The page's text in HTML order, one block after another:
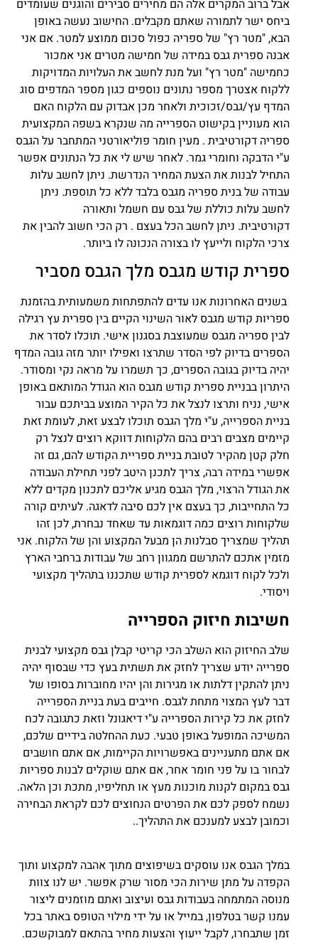
אבל ברוב המקרים אלה הם מחירים סבירים והוגנים שעומדים
ביחס ישר לתמורה שאתם מקבלים. החישוב נעשה באופן
הבא, "מטר רץ" של ספריה כפול סכום ממוצע למטר. אם אני
אבנה ספרית גבס במידה של חמישה מטרים אני אמכור
כחמישה "מטר רץ" ועל מנת לחשב את העלויות המדויקות
ללקוח אצטרך מספר נתונים נוספים כגון מספר המדפים סוג
המדף עץ/גבס/זכוכית ולאחר מכן אבדוק עם הלקוח האם
הוא מעוניין בקישוט הספרייה מה שנקרא בשפה המקצועית
ספריה דקורטיבית . מעין חומר פוליאורטני המתחבר על הגבס
ע"י הדבקה וחומרי גמר. לאחר שיש לי את כל הנתונים אפשר
התחיל לבנות את הצעת המחיר הנדרשת. ניתן לחשב עלות
עבודה של בנית ספריה מגבס בלבד ללא כל תוספת. ניתן
לחשב עלות כוללת של גבס עם חשמל ותאורה
דקורטיבית. ניתן לחשב הכל בעצם . רק הכי חשוב להבין את
צרכי הלקוח ולייעץ לו בצורה הנכונה לו ביותר.
ספרית קודש מגבס מלך הגבס מסביר
בשנים האחרונות אנו עדים להתפתחות משמעותית בהזמנת
ספריות קודש מגבס לאור השינוי הקיים בין ספרית עץ רגילה
לבין ספריה מגבס שמעוצבת בסגנון אישי. תוכלו לסדר את
הספרים בדיוק לפי הסדר שתרצו ואפילו יותר מזה גובה המדף
יהיה בדיוק בגובה הספרים, כך תשמרו על מראה נקי ומסודר.
היתרון בבניית ספרית קודש מגבס הוא הגודל המותאם באופן
אישי, נניח ותרצו לנצל את כל הקיר המוצע בביתכם עבור
בניית הספרייה, ע"י מלך הגבס תוכלו לבצע זאת, לעומת זאת
קיימים מצבים רבים בהם הלקוחות דווקא רוצים לנצל רק
חלק קטן מהקיר לטובת בניית ספריית הקודש להם, גם זה
אפשרי במידה רבה, צריך לתכנן היטב לפני תחילת העבודה
את הגודל הרצוי, מלך הגבס מגיע אליכם לתכנון מקדים ללא
כל התחייבות, כך בעצם אין לכם סיבה לדאגה. לעיתים קורה
שלקוחות רוצים כמה דוגמאות עד שאחד נבחרת, לכן זהו
תהליך שמצריך סבלנות הן מבעל המקצוע והן של הלקוח. אני
מזמין אתכם להתרשם ממגוון רחב של עבודות ברחבי הארץ
ולכל לקוח דוגמא לספרית קודש שתכננו בתהליך מקצועי
ויסודי.
חשיבות חיזוק הספרייה
שלב החיזוק הוא השלב הכי קריטי קבלן גבס מקצועי לבנית
ספרייה יודע שצריך לחזק את תשתית בעץ כדי שבסוף יהיה
ניתן להתקין דלתות או מגירות והן יהיו מחוברות בסופו של
דבר לעץ המצוי מתחת לגבס. חייבים בעת בניית הספרייה
לחזק את כל קירות הספרייה ע"י דיאגונל וזאת כתגובה לכח
המשיכה המופעל באופן טבעי. כעת ההחלטה בידיים שלכם,
אם אתם מתעניינים באפשרויות הקיימות, אם אתם חושבים
לבחור בו על פני חומר אחר, אם אתם שוקלים לבנות ספריות
גבס במקום לקנות מוכנות מעץ או תחליפיו, מתכת וכן הלאה.
נשמח לספק לכם את הפרטים הנחוצים לכם לקראת הבחירה
וכמובן לבצע למענכם את התהליך..
במלך הגבס אנו עוסקים בשיפוצים מתוך אהבה למקצוע ותוך
הקפדה על מתן שירות הכי מסור שרק אפשר. יש לנו צוות
מנוסה המתמחה בעבודות גבס ועיצוב ואתם מוזמנים ליצור
עמנו קשר בטלפון, במייל או על ידי מילוי הטופס באתר בכל
זמן שתבחרו, לקבל ייעוץ והצעות מחיר בהתאם למבוקשכם.